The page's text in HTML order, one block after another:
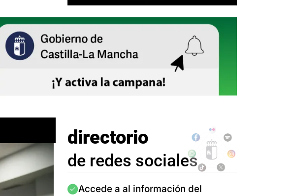
directorio
de redes sociales
Imagen
Accede a al información del